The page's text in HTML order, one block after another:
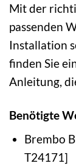
Mit der
passenden
Installation
finden Sie
Anleitung,
Benötigte
Brembo
T24171]